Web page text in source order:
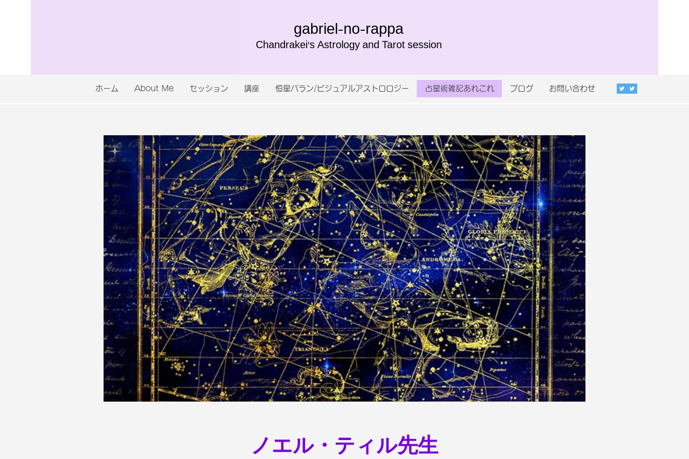
gabriel-no-rappa
Chandrakei's Astrology and Tarot session
ホーム About Me セッション 講座 恒星パラン/ビジュアルアストロロジー 占星術雑記あれこれ ブログ お問い合わせ
ノエル・ティル先生